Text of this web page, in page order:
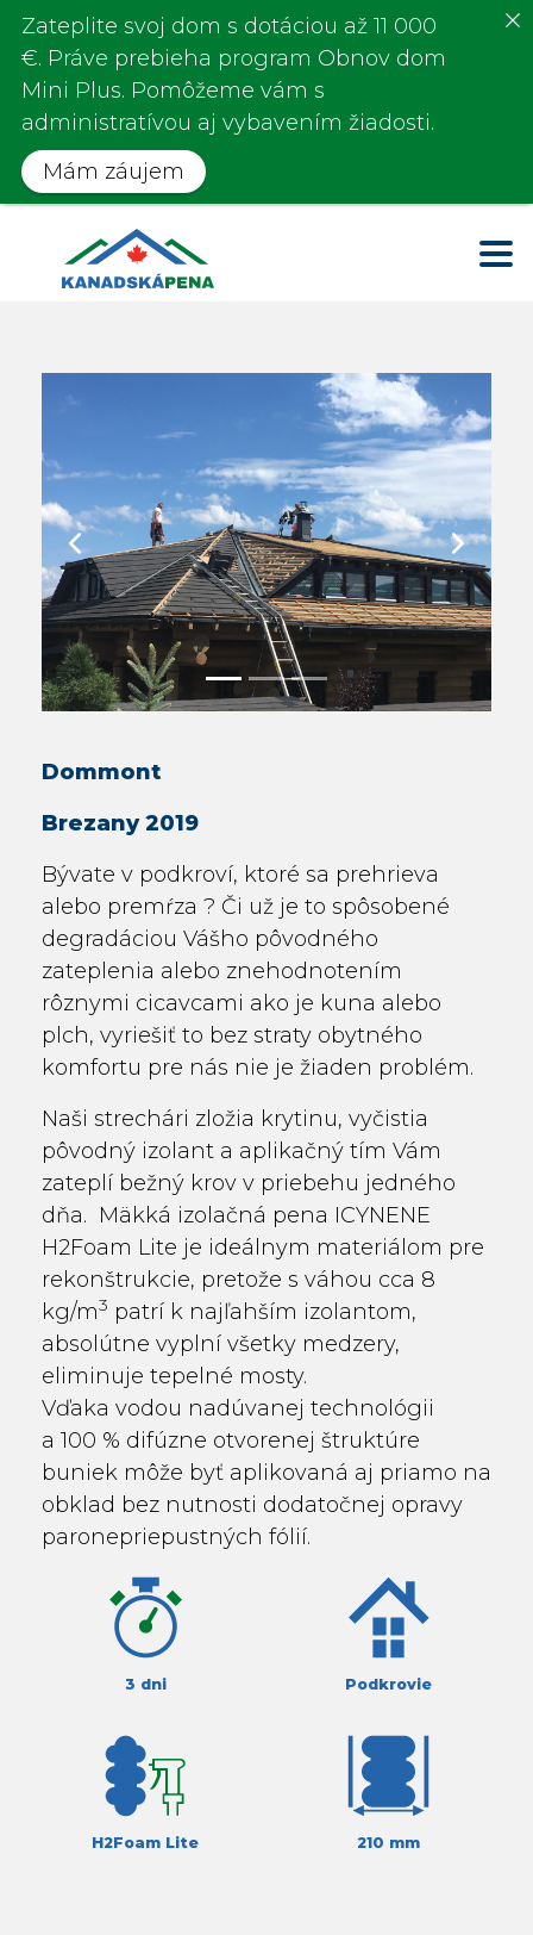
Previous Next
Dommont
Brezany 2019
Bývate v podkroví, ktoré sa prehrieva
alebo premŕza ? Či už je to spôsobené
degradáciou Vášho pôvodného
zateplenia alebo znehodnotením
rôznymi cicavcami ako je kuna alebo
plch, vyriešiť to bez straty obytného
komfortu pre nás nie je žiaden problém.
Naši strechári zložia krytinu, vyčistia
pôvodný izolant a aplikačný tím Vám
zateplí bežný krov v priebehu jedného
dňa. Mäkká izolačná pena ICYNENE
H2Foam Lite je ideálnym materiálom pre
rekonštrukcie, pretože s váhou cca 8
kg/m3 patrí k najľahším izolantom,
absolútne vyplní všetky medzery,
eliminuje tepelné mosty.
Vďaka vodou nadúvanej technológii
a 100 % difúzne otvorenej štruktúre
buniek môže byť aplikovaná aj priamo na
obklad bez nutnosti dodatočnej opravy
paronepriepustných fólií.
3 dni Podkrovie
H2Foam Lite 210 mm
Zateplite svoj dom s dotáciou až 11 000
€. Práve prebieha program Obnov dom
Mini Plus. Pomôžeme vám s
administratívou aj vybavením žiadosti.
Mám záujem